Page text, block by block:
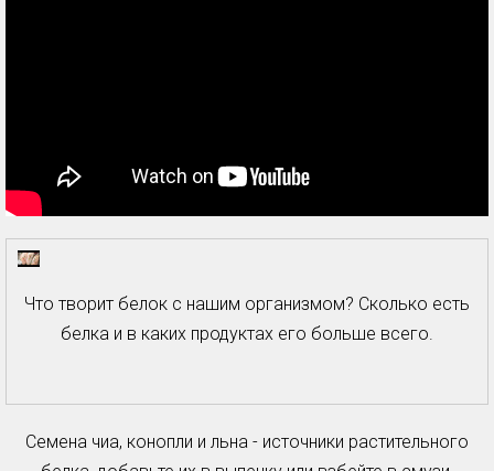
Что творит белок с нашим организмом? Сколько есть
белка и в каких продуктах его больше всего.
Семена чиа, конопли и льна - источники растительного